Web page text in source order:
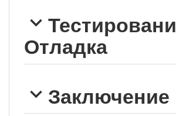
Отладка
Заключение